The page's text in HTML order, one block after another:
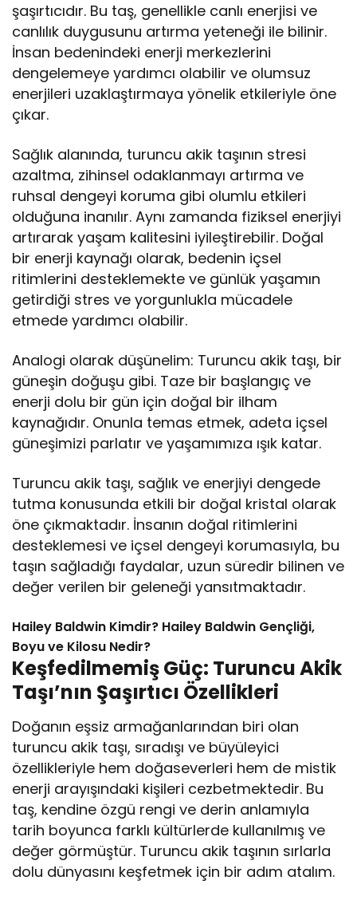
şaşırtıcıdır. Bu taş, genellikle canlı enerjisi ve
canlılık duygusunu artırma yeteneği ile bilinir.
İnsan bedenindeki enerji merkezlerini
dengelemeye yardımcı olabilir ve olumsuz
enerjileri uzaklaştırmaya yönelik etkileriyle öne
çıkar.
Sağlık alanında, turuncu akik taşının stresi
azaltma, zihinsel odaklanmayı artırma ve
ruhsal dengeyi koruma gibi olumlu etkileri
olduğuna inanılır. Aynı zamanda fiziksel enerjiyi
artırarak yaşam kalitesini iyileştirebilir. Doğal
bir enerji kaynağı olarak, bedenin içsel
ritimlerini desteklemekte ve günlük yaşamın
getirdiği stres ve yorgunlukla mücadele
etmede yardımcı olabilir.
Analogi olarak düşünelim: Turuncu akik taşı, bir
güneşin doğuşu gibi. Taze bir başlangıç ve
enerji dolu bir gün için doğal bir ilham
kaynağıdır. Onunla temas etmek, adeta içsel
güneşimizi parlatır ve yaşamımıza ışık katar.
Turuncu akik taşı, sağlık ve enerjiyi dengede
tutma konusunda etkili bir doğal kristal olarak
öne çıkmaktadır. İnsanın doğal ritimlerini
desteklemesi ve içsel dengeyi korumasıyla, bu
taşın sağladığı faydalar, uzun süredir bilinen ve
değer verilen bir geleneği yansıtmaktadır.
Hailey Baldwin Kimdir? Hailey Baldwin Gençliği,
Boyu ve Kilosu Nedir?
Keşfedilmemiş Güç: Turuncu Akik
Taşı’nın Şaşırtıcı Özellikleri
Doğanın eşsiz armağanlarından biri olan
turuncu akik taşı, sıradışı ve büyüleyici
özellikleriyle hem doğaseverleri hem de mistik
enerji arayışındaki kişileri cezbetmektedir. Bu
taş, kendine özgü rengi ve derin anlamıyla
tarih boyunca farklı kültürlerde kullanılmış ve
değer görmüştür. Turuncu akik taşının sırlarla
dolu dünyasını keşfetmek için bir adım atalım.